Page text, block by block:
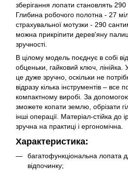
зберігання лопати становлять 290
Глибина робочого полотна - 27
страхувальної мотузки - 290
можна прикріпити дерев'яну
зручності.
В цілому модель поєднує в собі
обценьки, гайковий ключ, лінійка.
це дуже зручно, оскільки не
відразу кілька інструментів –
компактному виробі. За допомогою
зможете копати землю, обрізати
інші операції. Матеріал-стійка до
зручна на практиці і ергономічна.
Характеристика:
багатофункціональна лопата
відпочинку;